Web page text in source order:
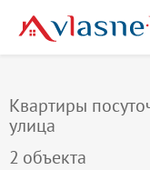
Квартиры
улица
2 объекта